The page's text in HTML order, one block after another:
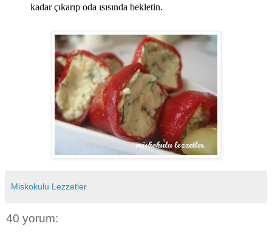
kadar çıkarıp oda ısısında bekletin.
Miskokulu Lezzetler
40 yorum: